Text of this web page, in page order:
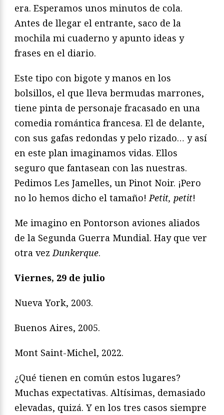
era. Esperamos unos minutos de cola.
Antes de llegar el entrante, saco de la
mochila mi cuaderno y apunto ideas y
frases en el diario.
Este tipo con bigote y manos en los
bolsillos, el que lleva bermudas marrones,
tiene pinta de personaje fracasado en una
comedia romántica francesa. El de delante,
con sus gafas redondas y pelo rizado… y así
en este plan imaginamos vidas. Ellos
seguro que fantasean con las nuestras.
Pedimos Les Jamelles, un Pinot Noir. ¡Pero
no lo hemos dicho el tamaño! Petit, petit!
Me imagino en Pontorson aviones aliados
de la Segunda Guerra Mundial. Hay que ver
otra vez Dunkerque.
Viernes, 29 de julio
Nueva York, 2003.
Buenos Aires, 2005.
Mont Saint-Michel, 2022.
¿Qué tienen en común estos lugares?
Muchas expectativas. Altísimas, demasiado
elevadas, quizá. Y en los tres casos siempre